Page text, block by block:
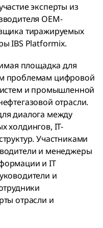
эксперты из
OEM-
тиражируемых
IBS Platformix.
площадка для
проблемам цифровой
и промышленной
отрасли.
диалога между
холдингов, IT-
Участниками
и менеджеры
и IT
и
отрасли и